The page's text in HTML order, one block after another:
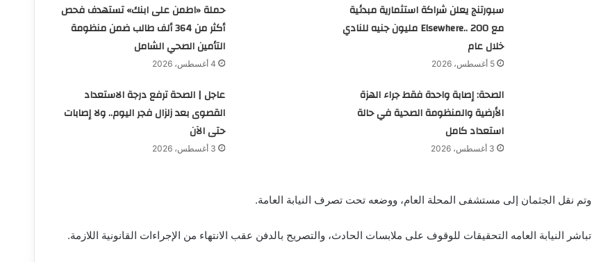
سبورتنج يعلن شراكة استثمارية مبدئية
مع Elsewhere.. 200 مليون جنيه للنادي
خلال عام
5 أغسطس، 2026
حملة «اطمن على ابنك» تستهدف فحص
أكثر من 364 ألف طالب ضمن منظومة
التأمين الصحي الشامل
4 أغسطس، 2026
الصحة: إصابة واحدة فقط جراء الهزة
الأرضية والمنظومة الصحية في حالة
استعداد كامل
3 أغسطس، 2026
عاجل | الصحة ترفع درجة الاستعداد
القصوى بعد زلزال فجر اليوم.. ولا إصابات
حتى الآن
3 أغسطس، 2026
وتم نقل الجثمان إلى مستشفى المحلة العام، ووضعه تحت تصرف النيابة العامة.
تباشر النيابة العامه التحقيقات للوقوف على ملابسات الحادث، والتصريح بالدفن عقب الانتهاء من الإجراءات القانونية اللازمة.